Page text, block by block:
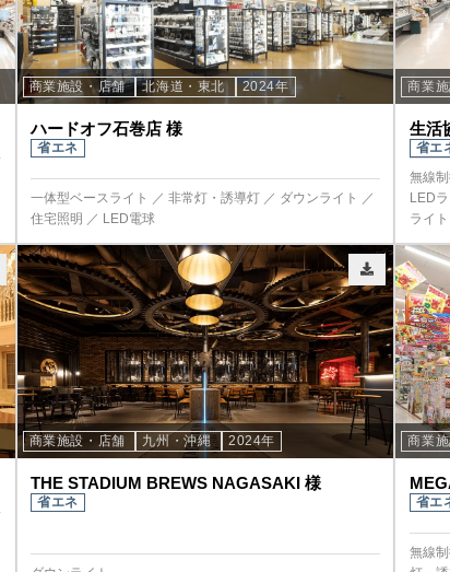
商業施設・店舗 北海道・東北 2024年
ハードオフ石巻店 様
省エネ
一体型ベースライト ／ 非常灯・誘導灯 ／ ダウンライト ／
住宅照明 ／ LED電球
商業
生活
省エ
無線
LED
ライ
商業施設・店舗 九州・沖縄 2024年
THE STADIUM BREWS NAGASAKI 様
省エネ
商業
省エ
無線